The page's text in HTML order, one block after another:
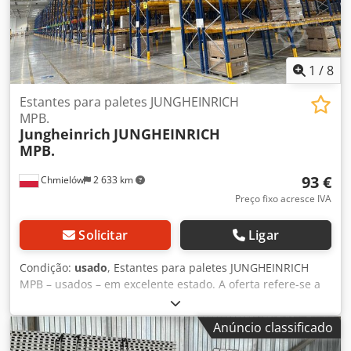
arquivamento Temos vários tamanhos em estoque! Se você
estiver interessado, entre em contato comigo.
1 /8
Chmielów 2 633 km
Estantes para paletes JUNGHEINRICH
MPB.
Jungheinrich JUNGHEINRICH
MPB.
93 €
Preço fixo acresce IVA
Solicitar Ligar
Condição: usado, Estantes para paletes JUNGHEINRICH
MPB – usados – em excelente estado. A oferta refere-se a
uma estrutura de rack JUNGHEINRICH MPB B15 – usada –
em excelente estado. Código do produto: MTP007909
Altura: 880 cm Profundidade: 110 cm Tipo de coluna: B15
Anúncio classificado